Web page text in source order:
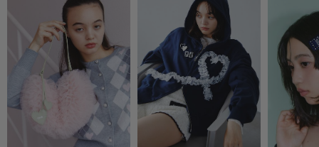
スイコック
SUPERGA
swanë
スワネ